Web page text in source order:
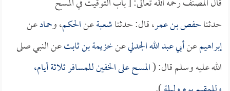
حدثناحفص بن عمر، قال: حدثناشعبةعنالحكم، وحمادعن
إبراهيمعنأبي عبد الله الجدليعنخزيمة بن ثابتعن النبي صلى
الله عليه وسلم قال: (المسح على الخفين للمسافر ثلاثة أيام،